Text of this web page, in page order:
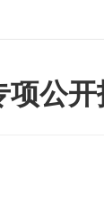
项公